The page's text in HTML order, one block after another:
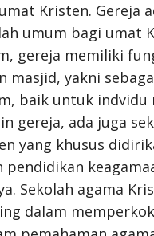
Kristen. Gereja
umum bagi umat
gereja memiliki
masjid, yakni
baik untuk indvidu
gereja, ada juga
yang khusus
pendidikan
Sekolah agama
dalam